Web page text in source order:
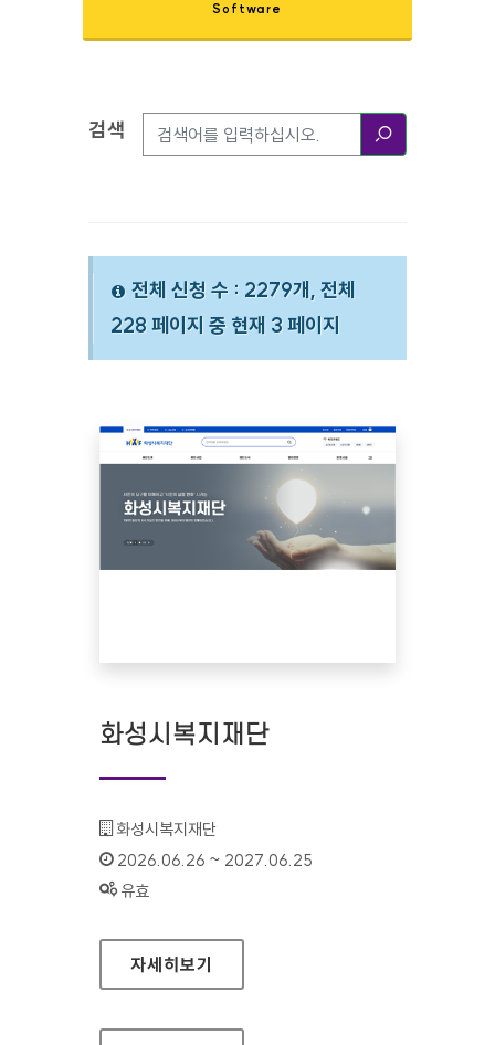
Software
검색옵션
검색
전체 신청 수 : 2279개, 전체
228 페이지 중 현재 3 페이지
화성시복지재단
기관명 :
화성시복지재단
인증기간 :
2026.06.26 ~ 2027.06.25
상태 :
유효
화성시복지재단
자세히보기